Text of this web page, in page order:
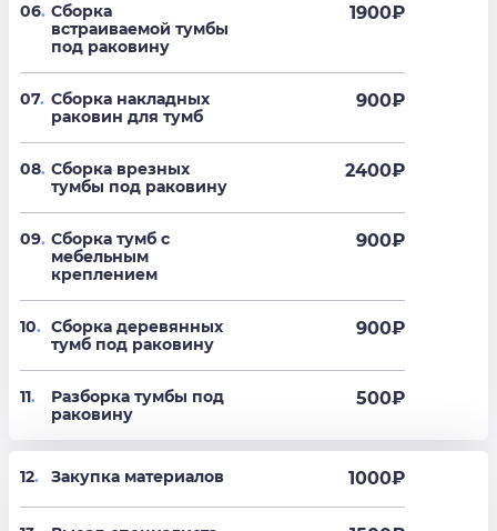
06. Сборка
встраиваемой тумбы
под раковину
1900₽
07. Сборка накладных
раковин для тумб
900₽
08. Сборка врезных
тумбы под раковину
2400₽
09. Сборка тумб с
мебельным
креплением
900₽
10. Сборка деревянных
тумб под раковину
900₽
11.
Разборка тумбы под
раковину
500₽
12. Закупка материалов 1000₽